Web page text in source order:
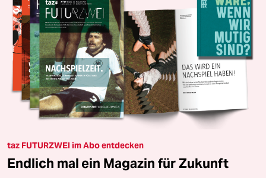
taz FUTURZWEI im Abo entdecken
Endlich mal ein Magazin für Zukunft